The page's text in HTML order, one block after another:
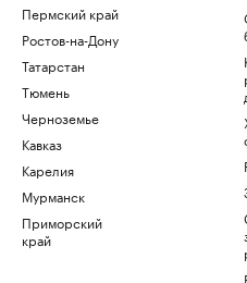
Пермский край
Ростов-на-Дону
Татарстан
Тюмень
Черноземье
Кавказ
Карелия
Мурманск
Приморский
край